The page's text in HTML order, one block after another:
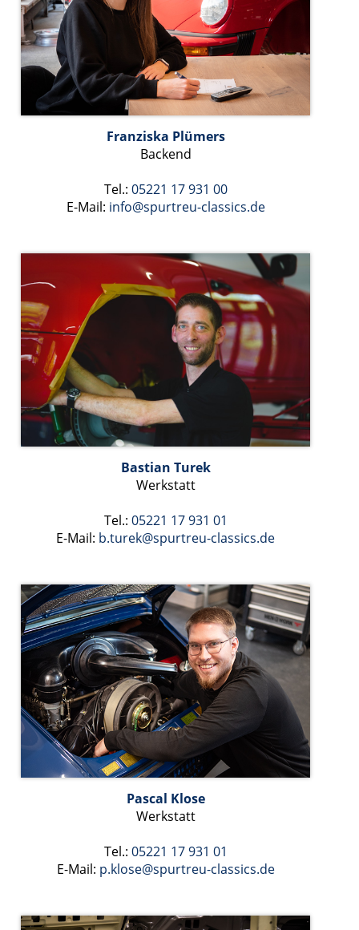
Franziska Plümers
Backend
Tel.: 05221 17 931 00
E-Mail: info@spurtreu-classics.de
Bastian Turek
Werkstatt
Tel.: 05221 17 931 01
E-Mail: b.turek@spurtreu-classics.de
Pascal Klose
Werkstatt
Tel.: 05221 17 931 01
E-Mail: p.klose@spurtreu-classics.de